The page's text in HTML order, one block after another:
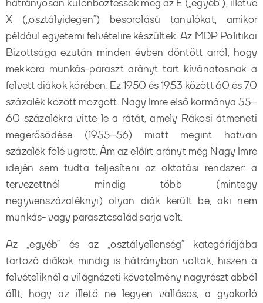
hátrányosan különböztessék meg az E („egyéb”), illetve
X („osztályidegen”) besorolású tanulókat, amikor
például egyetemi felvételire készültek. Az MDP Politikai
Bizottsága ezután minden évben döntött arról, hogy
mekkora munkás-paraszt arányt tart kívánatosnak a
felvett diákok körében. Ez 1950 és 1953 között 60 és 70
százalék között mozgott. Nagy Imre első kormánya 55–
60 százalékra vitte le a rátát, amely Rákosi átmeneti
megerősödése (1955–56) miatt megint hatvan
százalék fölé ugrott. Ám az előírt arányt még Nagy Imre
idején sem tudta teljesíteni az oktatási rendszer: a
tervezettnél mindig több (mintegy
negyvenszázaléknyi) olyan diák került be, aki nem
munkás- vagy parasztcsalád sarja volt.
Az „egyéb” és az „osztályellenség” kategóriájába
tartozó diákok mindig is hátrányban voltak, hiszen a
felvételiknél a világnézeti követelmény nagyrészt abból
állt, hogy az illető ne legyen vallásos, a gyakorló